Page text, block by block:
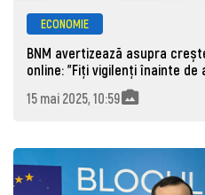
ECONOMIE
BNM avertizează asupra
online: ”Fiți vigilenți înainte de
15 mai 2025, 10:59